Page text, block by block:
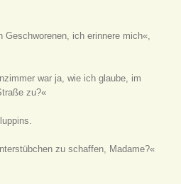
Geschworenen, ich erinnere mich«,
war ja, wie ich glaube, im
zu?«
zu schaffen, Madame?«